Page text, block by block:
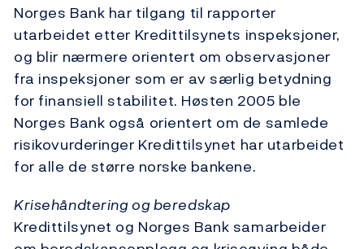
Norges Bank har tilgang til rapporter
utarbeidet etter Kredittilsynets inspeksjoner,
og blir nærmere orientert om observasjoner
fra inspeksjoner som er av særlig betydning
for finansiell stabilitet. Høsten 2005 ble
Norges Bank også orientert om de samlede
risikovurderinger Kredittilsynet har utarbeidet
for alle de større norske bankene.
Krisehåndtering og beredskap
Kredittilsynet og Norges Bank samarbeider